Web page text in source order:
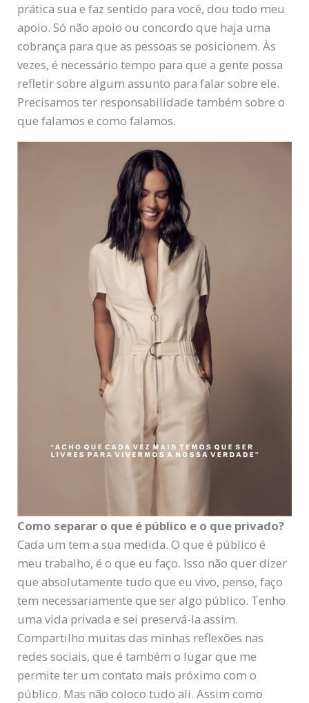
prática sua e faz sentido para você, dou todo meu
apoio. Só não apoio ou concordo que haja uma
cobrança para que as pessoas se posicionem. Às
vezes, é necessário tempo para que a gente possa
refletir sobre algum assunto para falar sobre ele.
Precisamos ter responsabilidade também sobre o
que falamos e como falamos.
Como separar o que é público e o que privado?
Cada um tem a sua medida. O que é público é
meu trabalho, é o que eu faço. Isso não quer dizer
que absolutamente tudo que eu vivo, penso, faço
tem necessariamente que ser algo público. Tenho
uma vida privada e sei preservá-la assim.
Compartilho muitas das minhas reflexões nas
redes sociais, que é também o lugar que me
permite ter um contato mais próximo com o
público. Mas não coloco tudo ali. Assim como